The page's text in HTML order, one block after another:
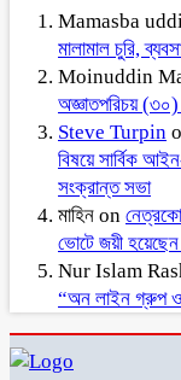
Mamasba
মালামাল চুরি,
Moinuddin
অজ্ঞাতপরিচয়
Steve Turpin
বিষয়ে সার্বিক
সংক্রান্ত সভা
মাহিন on
ভোটে জয়ী
Nur Islam
“অন লাইন গ্রুপ ও